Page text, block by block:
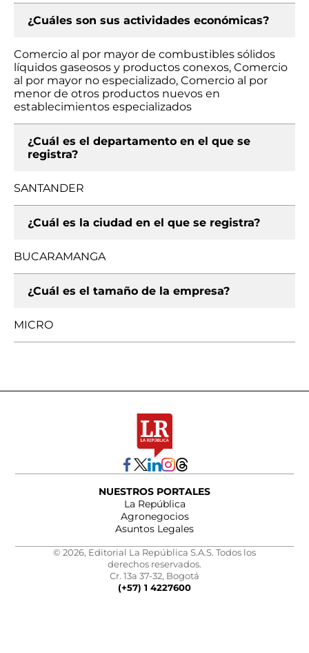
¿Cuáles son sus actividades económicas?
Comercio al por mayor de combustibles sólidos
líquidos gaseosos y productos conexos, Comercio
al por mayor no especializado, Comercio al por
menor de otros productos nuevos en
establecimientos especializados
¿Cuál es el departamento en el que se
registra?
SANTANDER
¿Cuál es la ciudad en el que se registra?
BUCARAMANGA
¿Cuál es el tamaño de la empresa?
MICRO
NUESTROS PORTALES
La República
Agronegocios
Asuntos Legales
© 2026, Editorial La República S.A.S. Todos los
derechos reservados.
Cr. 13a 37-32, Bogotá
(+57) 1 4227600